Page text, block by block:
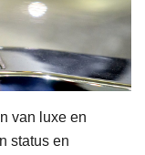
van luxe en
status en